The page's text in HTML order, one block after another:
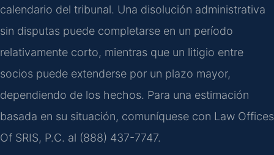
calendario del tribunal. Una disolución administrativa
sin disputas puede completarse en un período
relativamente corto, mientras que un litigio entre
socios puede extenderse por un plazo mayor,
dependiendo de los hechos. Para una estimación
basada en su situación, comuníquese con Law Offices
Of SRIS, P.C. al (888) 437-7747.